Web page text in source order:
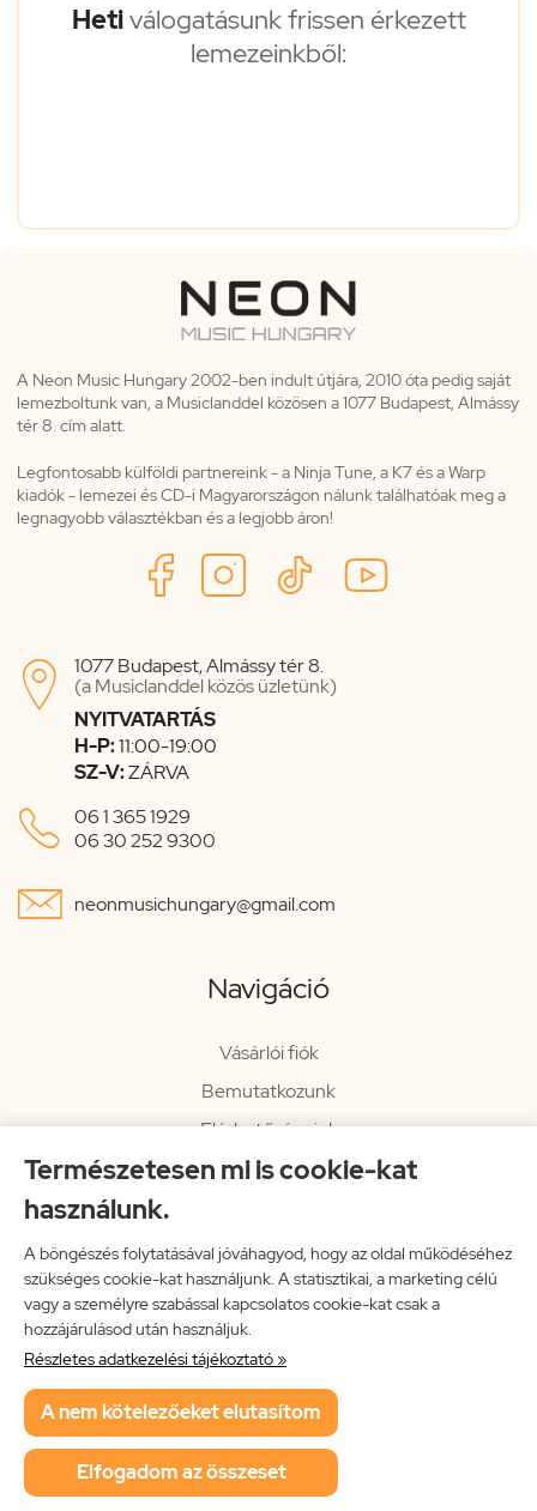
Természetesen mi is cookie-kat
használunk.
A böngészés folytatásával jóváhagyod, hogy az oldal működéséhez
szükséges cookie-kat használjunk. A statisztikai, a marketing célú
vagy a személyre szabással kapcsolatos cookie-kat csak a
hozzájárulásod után használjuk.
Részletes adatkezelési tájékoztató »
A nem kötelezőeket elutasítom
Elfogadom az összeset
Hetiválogatásunk frissen érkezett
lemezeinkből:
A Neon Music Hungary 2002-ben indult útjára, 2010 óta pedig saját
lemezboltunk van, a Musiclanddel közösen a 1077 Budapest, Almássy
tér 8. cím alatt.
Legfontosabb külföldi partnereink - a Ninja Tune, a K7 és a Warp
kiadók - lemezei és CD-i Magyarországon nálunk találhatóak meg a
legnagyobb választékban és a legjobb áron!

1077 Budapest, Almássy tér 8.
(a Musiclanddel közös üzletünk)
NYITVATARTÁS
H-P:11:00-19:00
SZ-V:ZÁRVA
 06 1 365 1929
06 30 252 9300
 neonmusichungary@gmail.com
Navigáció
Vásárlói fiók
Bemutatkozunk
Elérhetőségeink
Hírlevél
Impresszum
Vissza a főoldalra
Neon Music Hungary Bt.
ÁSZF
Adatkezelési tájékoztató